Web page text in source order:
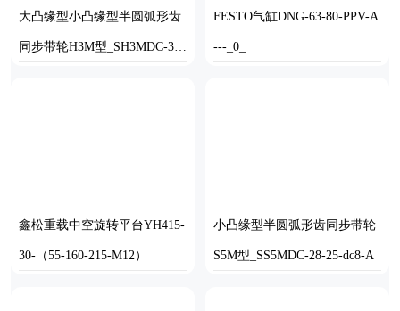
大凸缘型小凸缘型半圆弧形齿
同步带轮H3M型_SH3MDC-36-
FESTO气缸DNG-63-80-PPV-A
---_0_
鑫松重载中空旋转平台YH415-
30-（55-160-215-M12）
小凸缘型半圆弧形齿同步带轮
S5M型_SS5MDC-28-25-dc8-A